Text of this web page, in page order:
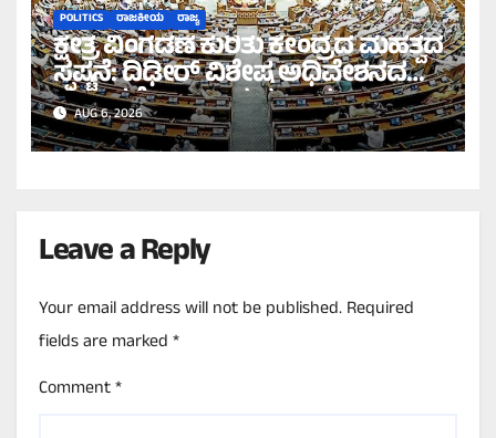
POLITICS ರಾಜಕೀಯ ರಾಜ್ಯ
ಕ್ಷೇತ್ರ ವಿಂಗಡಣೆ ಕುರಿತು ಕೇಂದ್ರದ ಮಹತ್ವದ
ಸ್ಪಷ್ಟನೆ: ದಿಢೀರ್ ವಿಶೇಷ ಅಧಿವೇಶನದ
ಪ್ರಸ್ತಾವನೆ ಇಲ್ಲ ಎಂದ ಸರ್ಕಾರ!
AUG 6, 2026
Leave a Reply
Your email address will not be published.Required
fields are marked*
Comment*